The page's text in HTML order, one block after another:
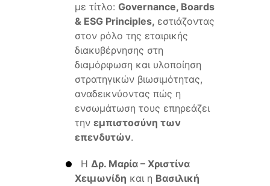
με τίτλο: Governance, Boards
& ESG Principles, εστιάζοντας
στον ρόλο της εταιρικής
διακυβέρνησης στη
διαμόρφωση και υλοποίηση
στρατηγικών βιωσιμότητας,
αναδεικνύοντας πώς η
ενσωμάτωση τους επηρεάζει
την εμπιστοσύνη των
επενδυτών.
H Δρ. Μαρία – Χριστίνα
Χειμωνίδη και η Βασιλική